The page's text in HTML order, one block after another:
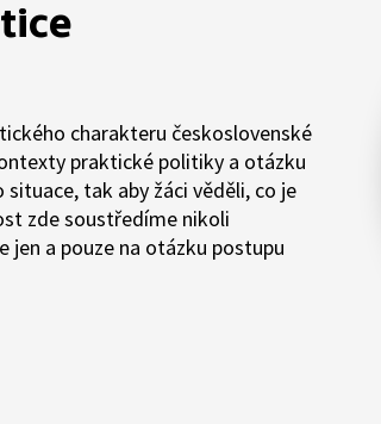
charakteru československé
praktické politiky a otázku
tak aby žáci věděli, co je
zde soustředíme nikoli
jen a pouze na otázku postupu